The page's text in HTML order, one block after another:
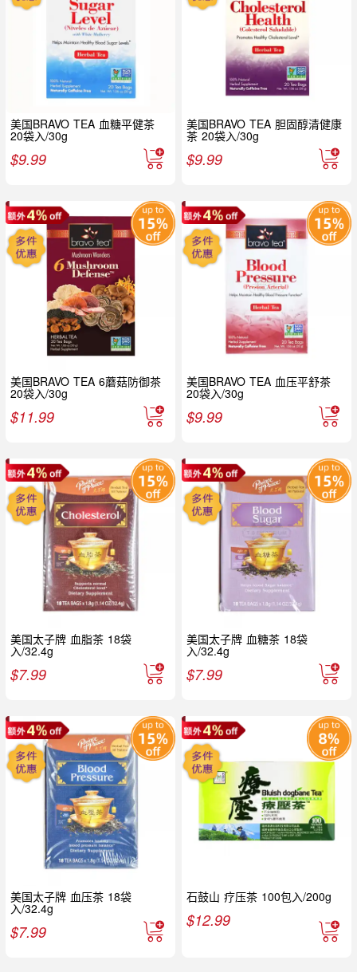
美国BRAVO TEA 血糖平健茶
20袋入/30g
$9.99
美国BRAVO TEA 胆固醇清健康
茶 20袋入/30g
$9.99
美国BRAVO TEA 6蘑菇防御茶
20袋入/30g
$11.99
美国BRAVO TEA 血压平舒茶
20袋入/30g
$9.99
美国太子牌 血脂茶 18袋
入/32.4g
$7.99
美国太子牌 血糖茶 18袋
入/32.4g
$7.99
美国太子牌 血压茶 18袋
入/32.4g
$7.99
石鼓山 疗压茶 100包入/200g
$12.99